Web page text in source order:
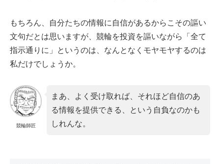
もちろん、自分たちの情報に自信があるからこその謳い
文句だとは思いますが、競輪を投資を謳いながら「全て
指示通りに」というのは、なんとなくモヤモヤするのは
私だけでしょうか。
競輪師匠
まあ、よく受け取れば、それほど自信のあ
る情報を提供できる、という自負なのかも
しれんな。